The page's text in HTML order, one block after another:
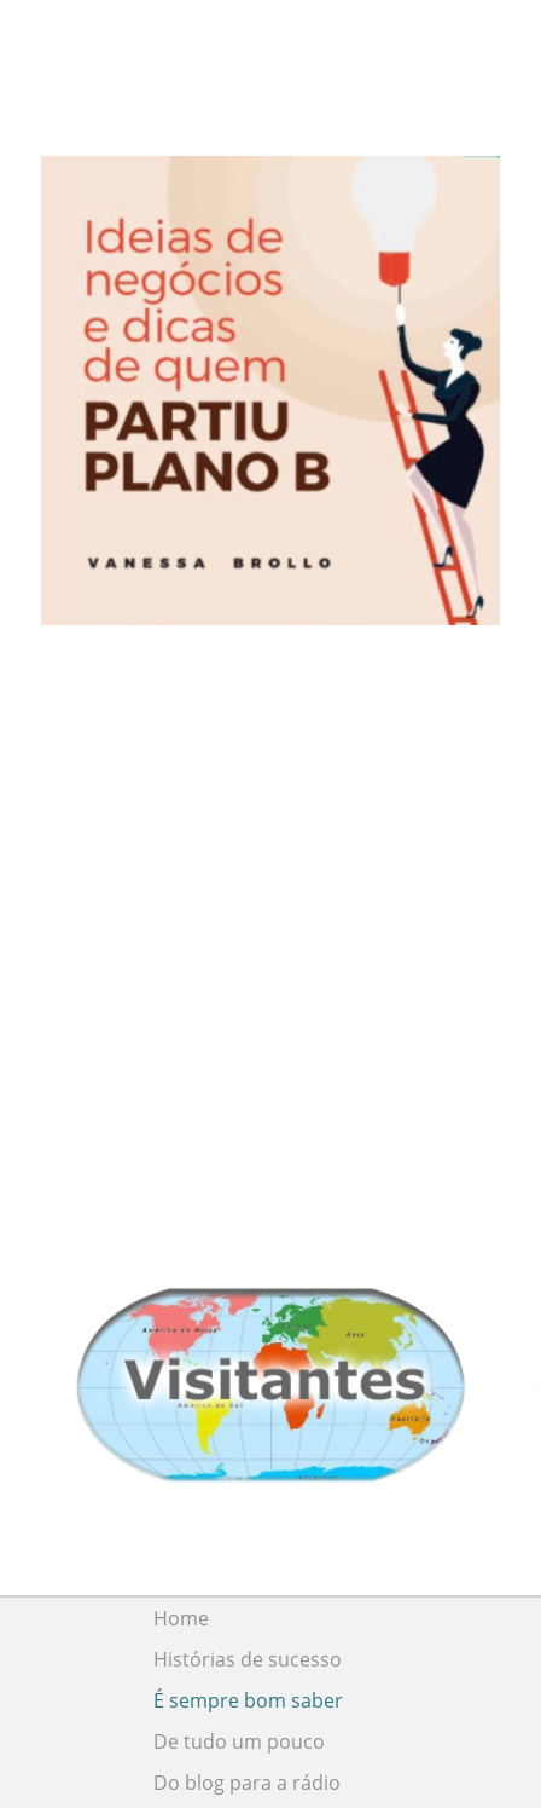
Home
Histórias de sucesso
É sempre bom saber
De tudo um pouco
Do blog para a rádio